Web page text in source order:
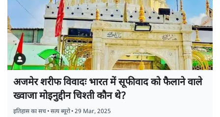
अजमेर शरीफ विवादः भारत में सूफीवाद को फैलाने वाले
ख्वाजा मोइनुद्दीन चिश्ती कौन थे?
इतिहास का सच•सत्य ब्यूरो•29 Mar, 2025